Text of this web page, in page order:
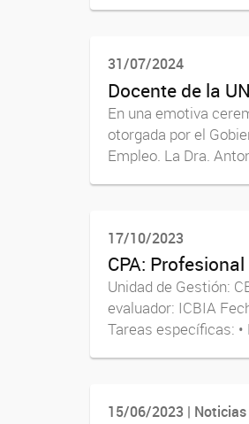
31/07/2024
Docente de la
En una emotiva
otorgada por el
Empleo. La Dra.
17/10/2023
CPA:
Unidad de Gestión:
evaluador: ICBIA
Tareas específicas:
15/06/2023 | Noticias